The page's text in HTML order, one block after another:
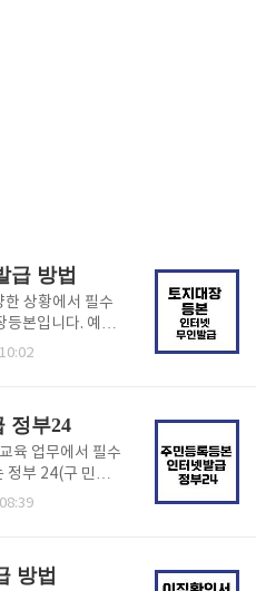
급 방법
상황에서 필수
등본입니다. 예전
수 있었지만, 이
간편하게 토지대
단계를 따라 진행
합니다. 2. 공동
등으로 로그인
후 검색 결과에
정부24
육 업무에서 필수
정부 24(구 민원
간편하게 발급받
요할 경우) 아
방법